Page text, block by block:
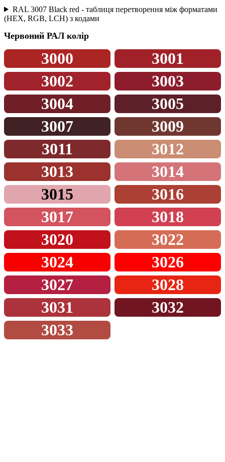
RAL 3007 Black red - таблиця перетворення між форматами
(HEX, RGB, LCH) з кодами
Червоний РАЛ колір
3000
3001
3002
3003
3004
3005
3007
3009
3011
3012
3013
3014
3015
3016
3017
3018
3020
3022
3024
3026
3027
3028
3031
3032
3033